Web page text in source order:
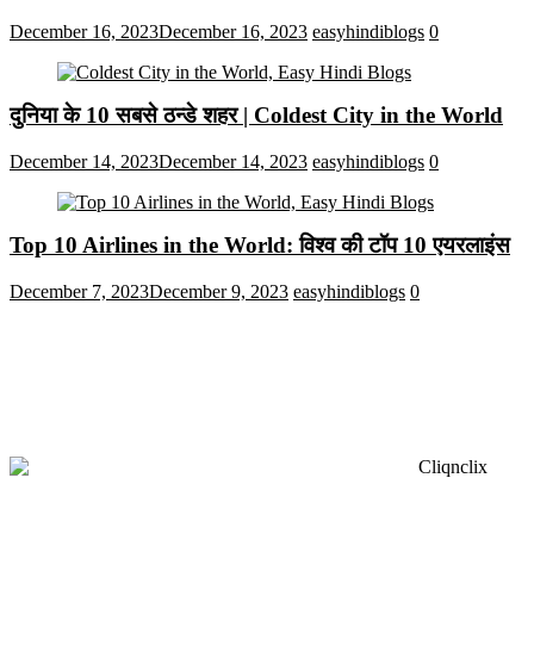
December 16, 2023December 16, 2023 easyhindiblogs 0
दुनिया के 10 सबसे ठन्डे शहर | Coldest City in the World
December 14, 2023December 14, 2023 easyhindiblogs 0
Top 10 Airlines in the World: विश्व की टॉप 10 एयरलाइंस
December 7, 2023December 9, 2023 easyhindiblogs 0